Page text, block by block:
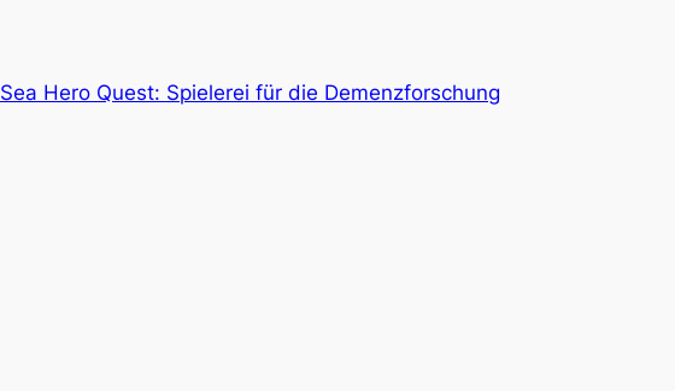
Sea Hero Quest: Spielerei für die Demenzforschung